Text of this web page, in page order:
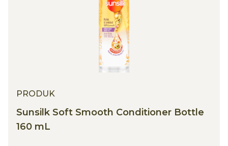
PRODUK
Sunsilk Soft Smooth Conditioner Bottle
160 mL